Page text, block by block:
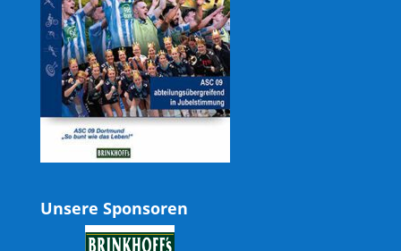
Unsere Sponsoren